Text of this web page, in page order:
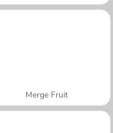
Merge Fruit